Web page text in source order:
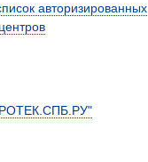
авторизированных